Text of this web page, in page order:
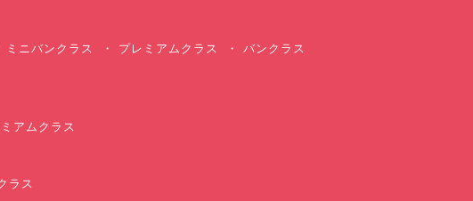
ミニバンクラス プレミアムクラス
バンクラス
アムクラス
ラス